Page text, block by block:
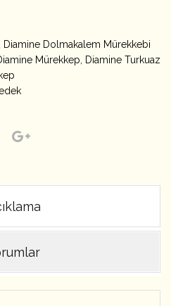
Diamine Dolmakalem Mürekkebi
Mürekkep
Diamine Turkuaz